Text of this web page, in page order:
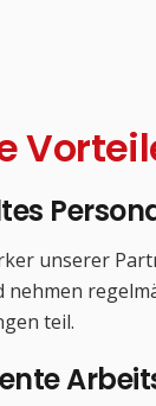
unserer
nehmen
teil.